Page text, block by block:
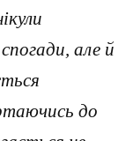
але й
до